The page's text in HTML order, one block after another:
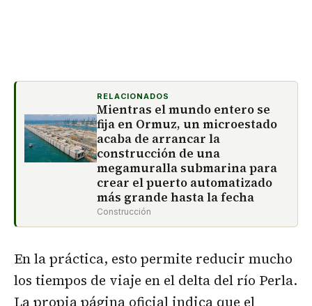
RELACIONADOS
Mientras el mundo entero se
fija en Ormuz, un microestado
acaba de arrancar la
construcción de una
megamuralla submarina para
crear el puerto automatizado
más grande hasta la fecha
Construcción
En la práctica, esto permite reducir mucho
los tiempos de viaje en el delta del río Perla.
La propia página oficial indica que el